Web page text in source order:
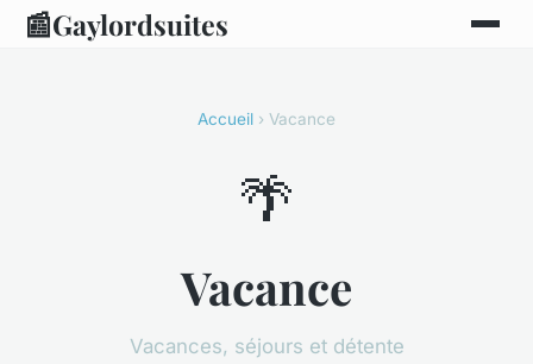
📰Gaylordsuites
Accueil › Vacance
🌴
Vacance
Vacances, séjours et détente